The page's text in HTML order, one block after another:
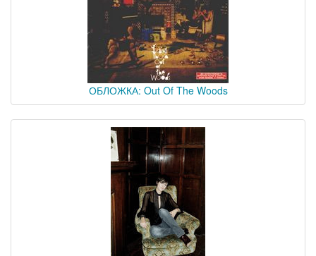
ОБЛОЖКА: Out Of The Woods